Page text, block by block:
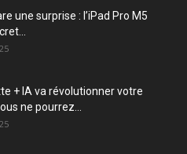
une surprise : l’iPad Pro M5
+ IA va révolutionner votre
ne pourrez...